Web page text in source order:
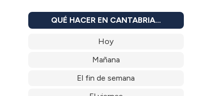
QUÉ HACER EN CANTABRIA…
Hoy
Mañana
El fin de semana